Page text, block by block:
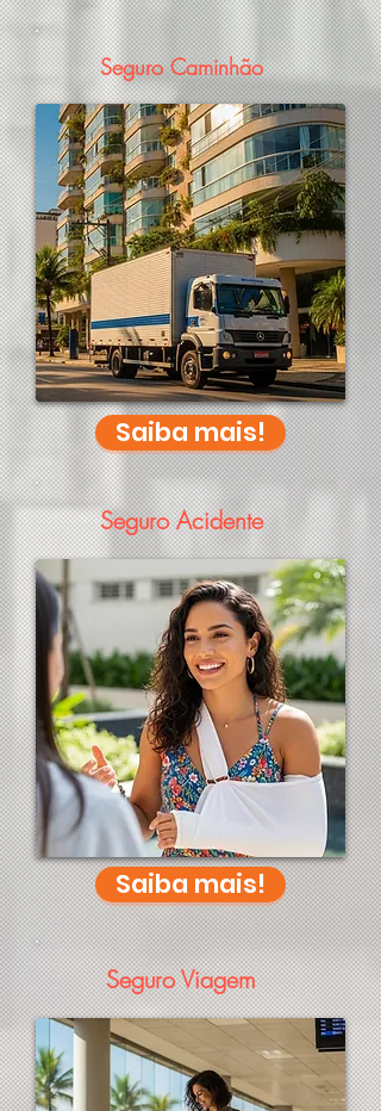
Seguro Caminhão
Saiba mais!
Seguro Acidente
Saiba mais!
Seguro Viagem